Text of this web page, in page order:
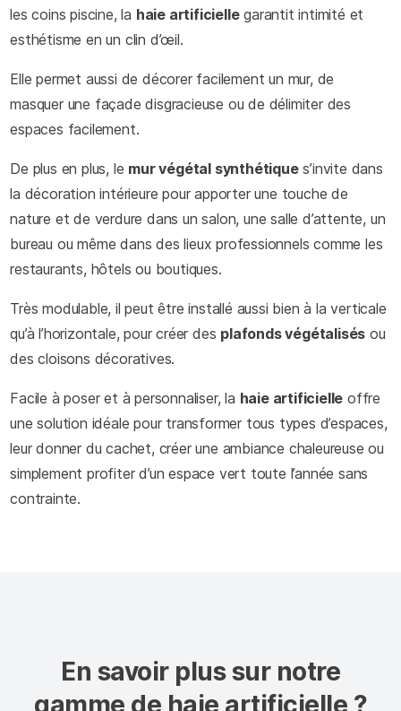
les coins piscine, la haie artificiellegarantit intimité et
esthétisme en un clin d’œil.
Elle permet aussi de décorer facilement un mur, de
masquer une façade disgracieuse ou de délimiter des
espaces facilement.
De plus en plus, le mur végétal synthétiques’invite dans
la décoration intérieure pour apporter une touche de
nature et de verdure dans un salon, une salle d’attente, un
bureau ou même dans des lieux professionnels comme les
restaurants, hôtels ou boutiques.
Très modulable, il peut être installé aussi bien à la verticale
qu’à l’horizontale, pour créer des plafonds végétalisés ou
des cloisons décoratives.
Facile à poser et à personnaliser, la haie artificielle offre
une solution idéale pour transformer tous types d’espaces,
leur donner du cachet, créer une ambiance chaleureuse ou
simplement profiter d’un espace vert toute l’année sans
contrainte.
En savoir plus sur notre